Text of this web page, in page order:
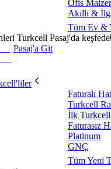
Ofis
Akıllı &
Tüm Ev &
Turkcell Pasaj'da
Pasaj'a Git
Faturalı Hat
Turkcell
İlk
Faturasız
Platinum
GNÇ
Tüm Yeni